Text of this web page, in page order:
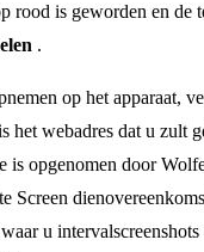
rood is geworden en de
.
op het apparaat,
webadres dat u zult
is opgenomen door
Screen
u